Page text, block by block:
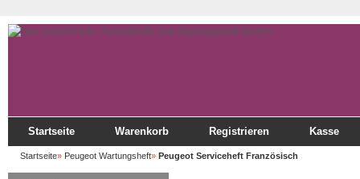
Startseite Warenkorb Registrieren Kasse
Startseite» Peugeot Wartungsheft» Peugeot Serviceheft Französisch